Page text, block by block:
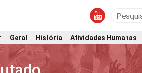
Geral História Atividades Humanas